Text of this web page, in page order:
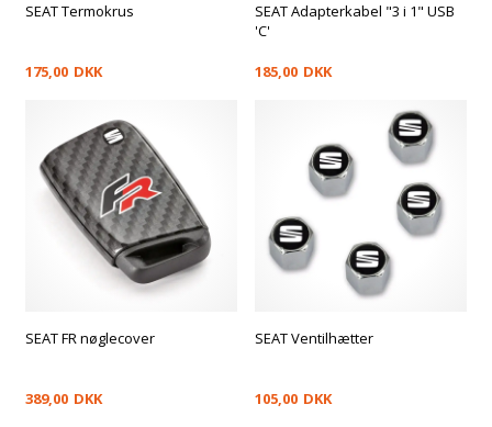
SEAT Termokrus
175,00 DKK
SEAT Adapterkabel "3 i 1" USB
'C'
185,00 DKK
SEAT FR nøglecover
389,00 DKK
SEAT Ventilhætter
105,00 DKK